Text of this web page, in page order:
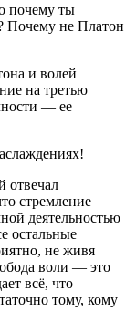
почему ты
Почему не Платон
и волей
на третью
— ее
отвечал
стремление
деятельностью
остальные
не живя
воли — это
всё, что
тому, кому